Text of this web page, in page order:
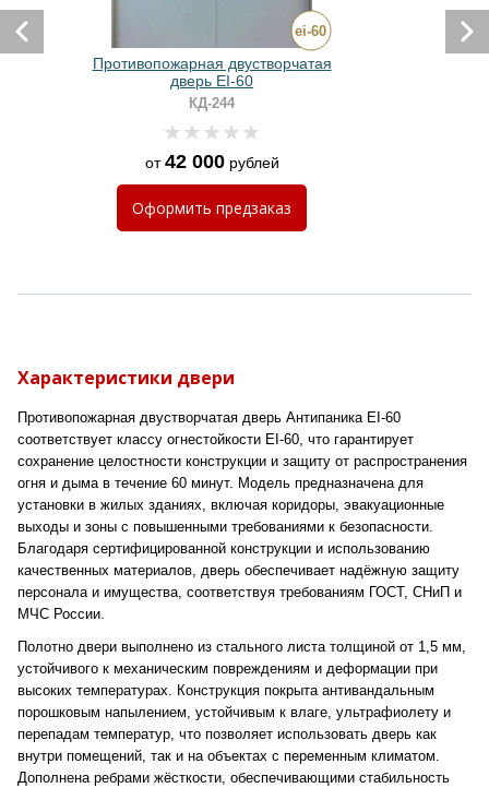
Противопожарная двустворчатая
дверь EI-60
КД-244
от42 000рублей
Оформить предзаказ
Характеристики двери
Противопожарная двустворчатая дверь Антипаника EI-60
соответствует классу огнестойкости EI-60, что гарантирует
сохранение целостности конструкции и защиту от распространения
огня и дыма в течение 60 минут. Модель предназначена для
установки в жилых зданиях, включая коридоры, эвакуационные
выходы и зоны с повышенными требованиями к безопасности.
Благодаря сертифицированной конструкции и использованию
качественных материалов, дверь обеспечивает надёжную защиту
персонала и имущества, соответствуя требованиям ГОСТ, СНиП и
МЧС России.
Полотно двери выполнено из стального листа толщиной от 1,5 мм,
устойчивого к механическим повреждениям и деформации при
высоких температурах. Конструкция покрыта антивандальным
порошковым напылением, устойчивым к влаге, ультрафиолету и
перепадам температур, что позволяет использовать дверь как
внутри помещений, так и на объектах с переменным климатом.
Дополнена ребрами жёсткости, обеспечивающими стабильность